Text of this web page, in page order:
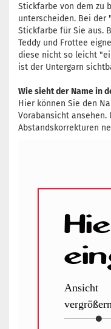
Stickfarbe von dem zu
unterscheiden. Bei der
Stickfarbe für Sie aus.
Teddy und Frottee
diese nicht so leicht
ist der Untergarn
Wie sieht der Name in
Hier können Sie den
Vorabansicht ansehen.
Abstandskorrekturen